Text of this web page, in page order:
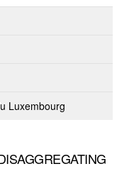
Luxembourg